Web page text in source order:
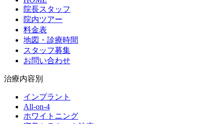
院長スタッフ
院内ツアー
料金表
地図・診療時間
スタッフ募集
お問い合わせ
治療内容別
インプラント
All-on-4
ホワイトニング